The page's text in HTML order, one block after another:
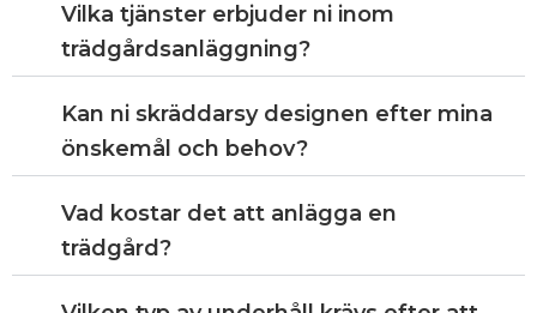
Vilka tjänster erbjuder ni inom
trädgårdsanläggning?
Kan ni skräddarsy designen efter mina
önskemål och behov?
Vad kostar det att anlägga en
trädgård?